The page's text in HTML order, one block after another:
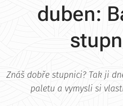
duben:
Znáš dobře stupnici? Tak ji
paletu a vymysli si